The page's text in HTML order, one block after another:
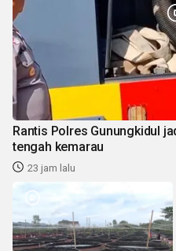
Rantis Polres Gunungkidul
tengah kemarau
23 jam lalu